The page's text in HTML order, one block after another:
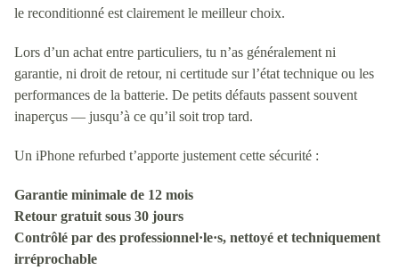
le reconditionné est clairement le meilleur choix.
Lors d’un achat entre particuliers, tu n’as généralement ni
garantie, ni droit de retour, ni certitude sur l’état technique ou les
performances de la batterie. De petits défauts passent souvent
inaperçus — jusqu’à ce qu’il soit trop tard.
Un iPhone refurbed t’apporte justement cette sécurité :
Garantie minimale de 12 mois
Retour gratuit sous 30 jours
Contrôlé par des professionnel·le·s, nettoyé et techniquement
irréprochable